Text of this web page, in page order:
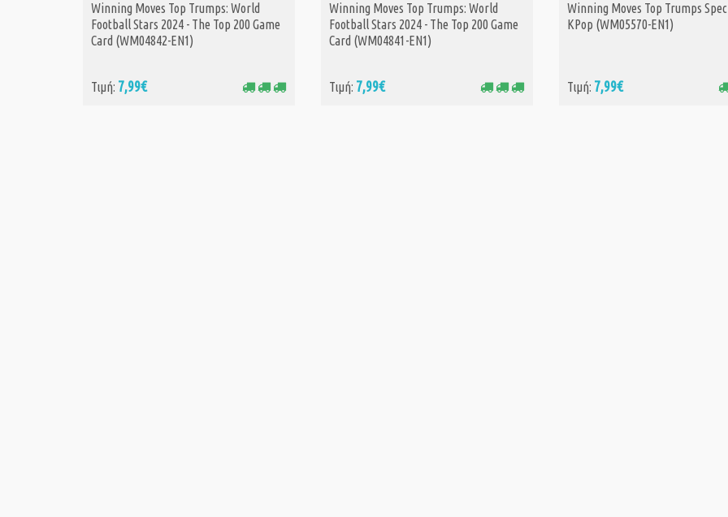
ΑΓΟΡΑ
Winning Moves Top Trumps: World
Football Stars 2024 - The Top 200 Game
Card (WM04842-EN1)
Τιμή: 7,99€
ΑΓΟΡΑ
Winning Moves Top Trumps: World
Football Stars 2024 - The Top 200 Game
Card (WM04841-EN1)
Τιμή: 7,99€
ΑΓΟΡΑ
Winning Moves Top Trumps
KPop (WM05570-EN1)
Τιμή: 7,99€